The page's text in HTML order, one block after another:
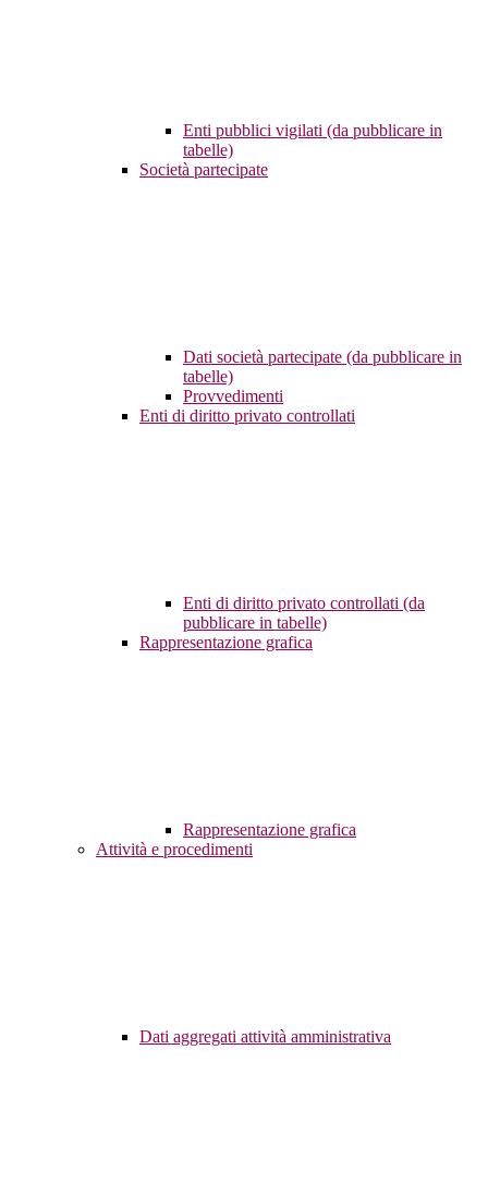
Enti pubblici vigilati (da pubblicare in
tabelle)
Società partecipate
Dati società partecipate (da pubblicare in
tabelle)
Provvedimenti
Enti di diritto privato controllati
Enti di diritto privato controllati (da
pubblicare in tabelle)
Rappresentazione grafica
Rappresentazione grafica
Attività e procedimenti
Dati aggregati attività amministrativa